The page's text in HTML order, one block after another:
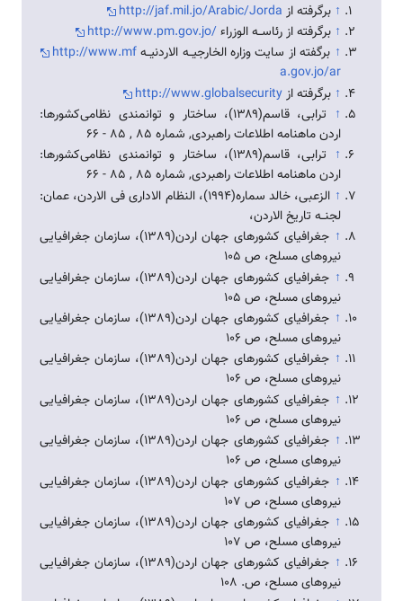
↑ برگرفته از http://jaf.mil.jo/Arabic/Jorda
↑ برگرفته از رئاســه الوزراءhttp://www.pm.gov.jo/
↑ برگفته از سایت وزاره الخارجیــه الاردنیــهhttp://www.mf
a.gov.jo/ar
↑ برگرفته ازhttp://www.globalsecurity
↑
ترابی، قاسم(۱۳۸۹)، ساختار و توانمندی نظامی‌كشورها:
اردن ماهنامه اطلاعات راهبردی, شماره 85 , 85 - 66
↑
ترابی، قاسم(۱۳۸۹)، ساختار و توانمندی نظامی‌كشورها:
اردن ماهنامه اطلاعات راهبردی, شماره 85 , 85 - 66
↑
الزعبی، خالد سماره(1994)، النظام الاداری فی الاردن، عمان:
لجنــه تاریخ الاردن،
↑
جغرافیای کشورهای جهان اردن(1389)، سازمان جغرافیایی
نیروهای مسلح، ص 105
↑
جغرافیای کشورهای جهان اردن(1389)، سازمان جغرافیایی
نیروهای مسلح، ص 105
↑
جغرافیای کشورهای جهان اردن(1389)، سازمان جغرافیایی
نیروهای مسلح، ص 106
↑
جغرافیای کشورهای جهان اردن(1389)، سازمان جغرافیایی
نیروهای مسلح، ص 106
↑
جغرافیای کشورهای جهان اردن(1389)، سازمان جغرافیایی
نیروهای مسلح، ص 106
↑
جغرافیای کشورهای جهان اردن(1389)، سازمان جغرافیایی
نیروهای مسلح، ص 106
↑
جغرافیای کشورهای جهان اردن(1389)، سازمان جغرافیایی
نیروهای مسلح، ص 107
↑
جغرافیای کشورهای جهان اردن(1389)، سازمان جغرافیایی
نیروهای مسلح، ص 107
↑
جغرافیای کشورهای جهان اردن(1389)، سازمان جغرافیایی
نیروهای مسلح، ص. 108